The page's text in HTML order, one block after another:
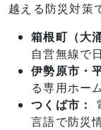
越える防災対策
箱根町（大
自営無線で
伊勢原市・
る専用ホー
つくば市：
言語で防災